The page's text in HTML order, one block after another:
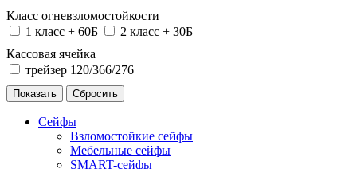
Класс огневзломостойкости
1 класс + 60Б
2 класс + 30Б
Кассовая ячейка
трейзер 120/366/276
Сейфы
Взломостойкие сейфы
Мебельные сейфы
SMART-сейфы